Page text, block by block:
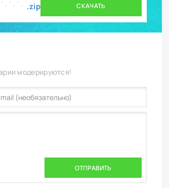
.zip СКАЧАТЬ
модерируются!
ОТПРАВИТЬ